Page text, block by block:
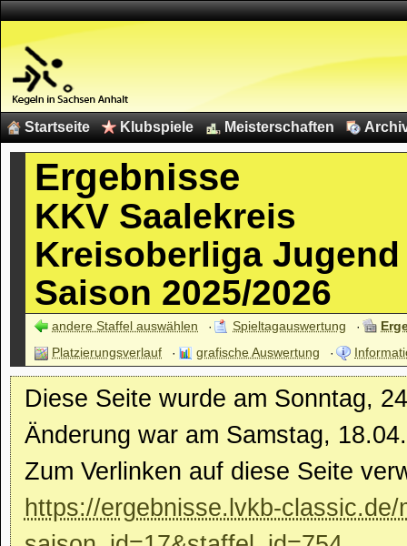
Startseite Klubspiele Meisterschaften
Ergebnisse
KKV Saalekreis
Kreisoberliga Jugend
Saison 2025/2026
andere Staffel auswählen Spieltagauswertung
Platzierungsverlauf
grafische Auswertung
Diese Seite wurde am Sonntag,
Änderung war am Samstag,
Zum Verlinken auf diese Seite
https://ergebnisse.lvkb-